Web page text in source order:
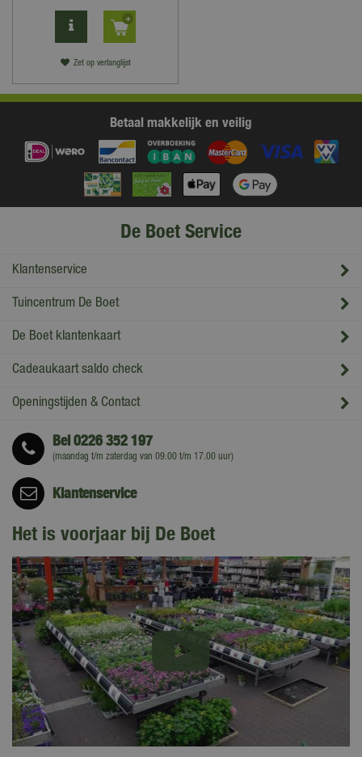
Zet op verlanglijst
Betaal makkelijk en veilig
De Boet Service
Klantenservice
Tuincentrum De Boet
De Boet klantenkaart
Cadeaukaart saldo check
Openingstijden & Contact
Bel0226 352 197
(maandag t/m zaterdag van 09.00 t/m 17.00 uur)
Klantenservice
Het is voorjaar bij De Boet